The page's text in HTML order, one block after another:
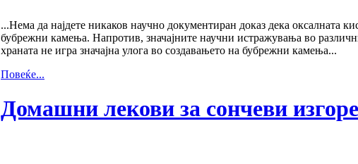
...Нема да најдете никаков научно документиран доказ дека оксалната
бубрежни камења. Напротив, значајните научни истражувања во
храната не игра значајна улога во создавањето на бубрежни камења...
Повеќе...
Домашни лекови за сончеви